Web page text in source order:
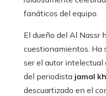
fanáticos del equipo.
El dueño del Al Nassr
cuestionamientos. Ha
ser el autor intelectual
del periodista jamal
descuartizado en el